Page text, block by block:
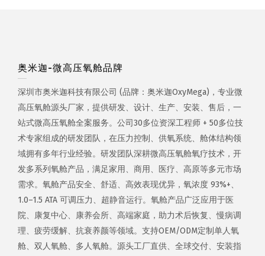
奥米迦-微高压氧舱品牌
深圳市奥米迦科技有限公司 (品牌：奥米迦OxyMega)，专业微
高压氧舱源头厂家，提供研发、设计、生产、安装、售后，一
站式微高压氧舱全案服务。公司30多位资深工程师 + 50多位技
术专家组成的研发团队，在压力控制、供氧系统、舱体结构领
域拥有多年行业经验。研发团队深耕微高压氧舱氧疗技术，开
发多系列氧舱产品，满足家用、商用、医疗、高原等多元市场
需求。氧舱产品安全、舒适、高效表现优异，氧浓度 93%+、
1.0–1.5 ATA 可调压力、超静音运行。氧舱产品广泛应用于医
院、康复中心、康养会所、高端家庭，助力术后恢复、慢病调
理、疲劳缓解、抗衰养颜等领域。支持OEM/ODM定制单人氧
舱、双人氧舱、多人氧舱。源头工厂直供、全球交付、安装指